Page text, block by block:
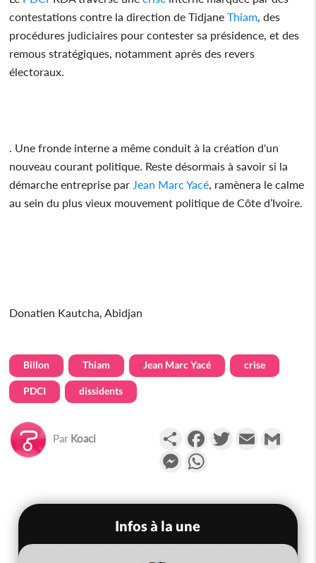
contestations contre la direction de TidjaneThiam, des
procédures judiciaires pour contester sa présidence, et des
remous stratégiques, notamment après des revers
électoraux.
. Une fronde interne a même conduit à la création d'un
nouveau courant politique. Reste désormais à savoir si la
démarche entreprise par Jean Marc Yacé, ramènera le calme
au sein du plus vieux mouvement politique de Côte d’Ivoire.
Donatien Kautcha, Abidjan
Billon Thiam Jean Marc Yacé crise
PDCI dissidents
Par Koaci PartagerFacebookTwitterEmail
Messenger
Infos à la une